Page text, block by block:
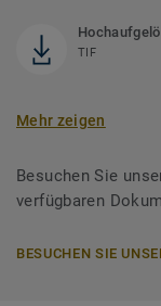
TIF
Mehr zeigen
Besuchen Sie
verfügbaren
BESUCHEN SIE